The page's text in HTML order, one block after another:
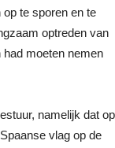
te sporen en te
optreden van
had moeten nemen
namelijk dat op
vlag op de